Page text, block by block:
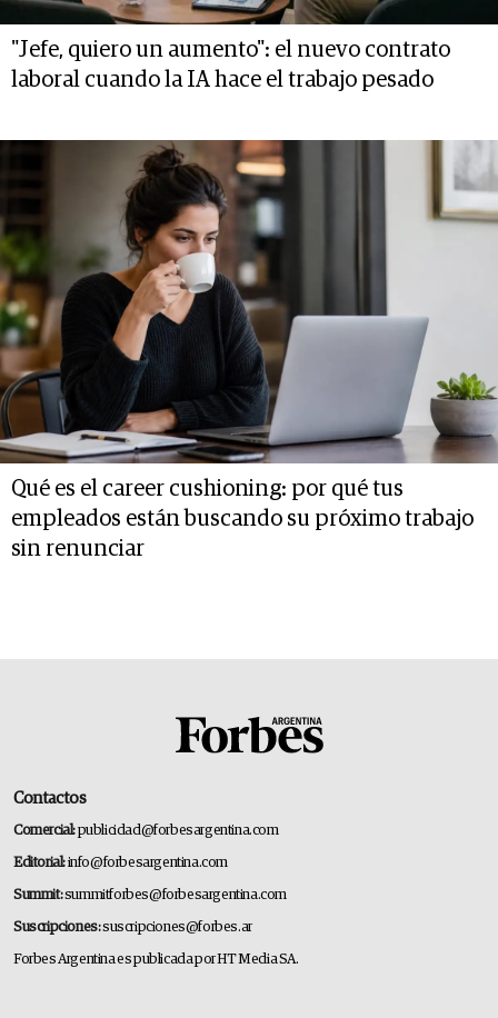
"Jefe, quiero un aumento": el nuevo contrato
laboral cuando la IA hace el trabajo pesado
Qué es el career cushioning: por qué tus
empleados están buscando su próximo trabajo
sin renunciar
Contactos
Comercial:publicidad@forbesargentina.com
Editorial:info@forbesargentina.com
Summit:summitforbes@forbesargentina.com
Suscripciones:suscripciones@forbes.ar
Forbes Argentina es publicada por HT Media SA.